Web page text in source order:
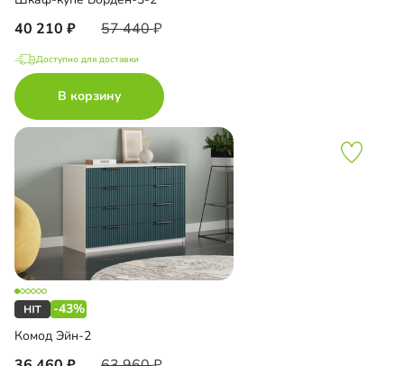
40 210 57 440
Доступно для доставки
В корзину
-43%
Комод Эйн-2